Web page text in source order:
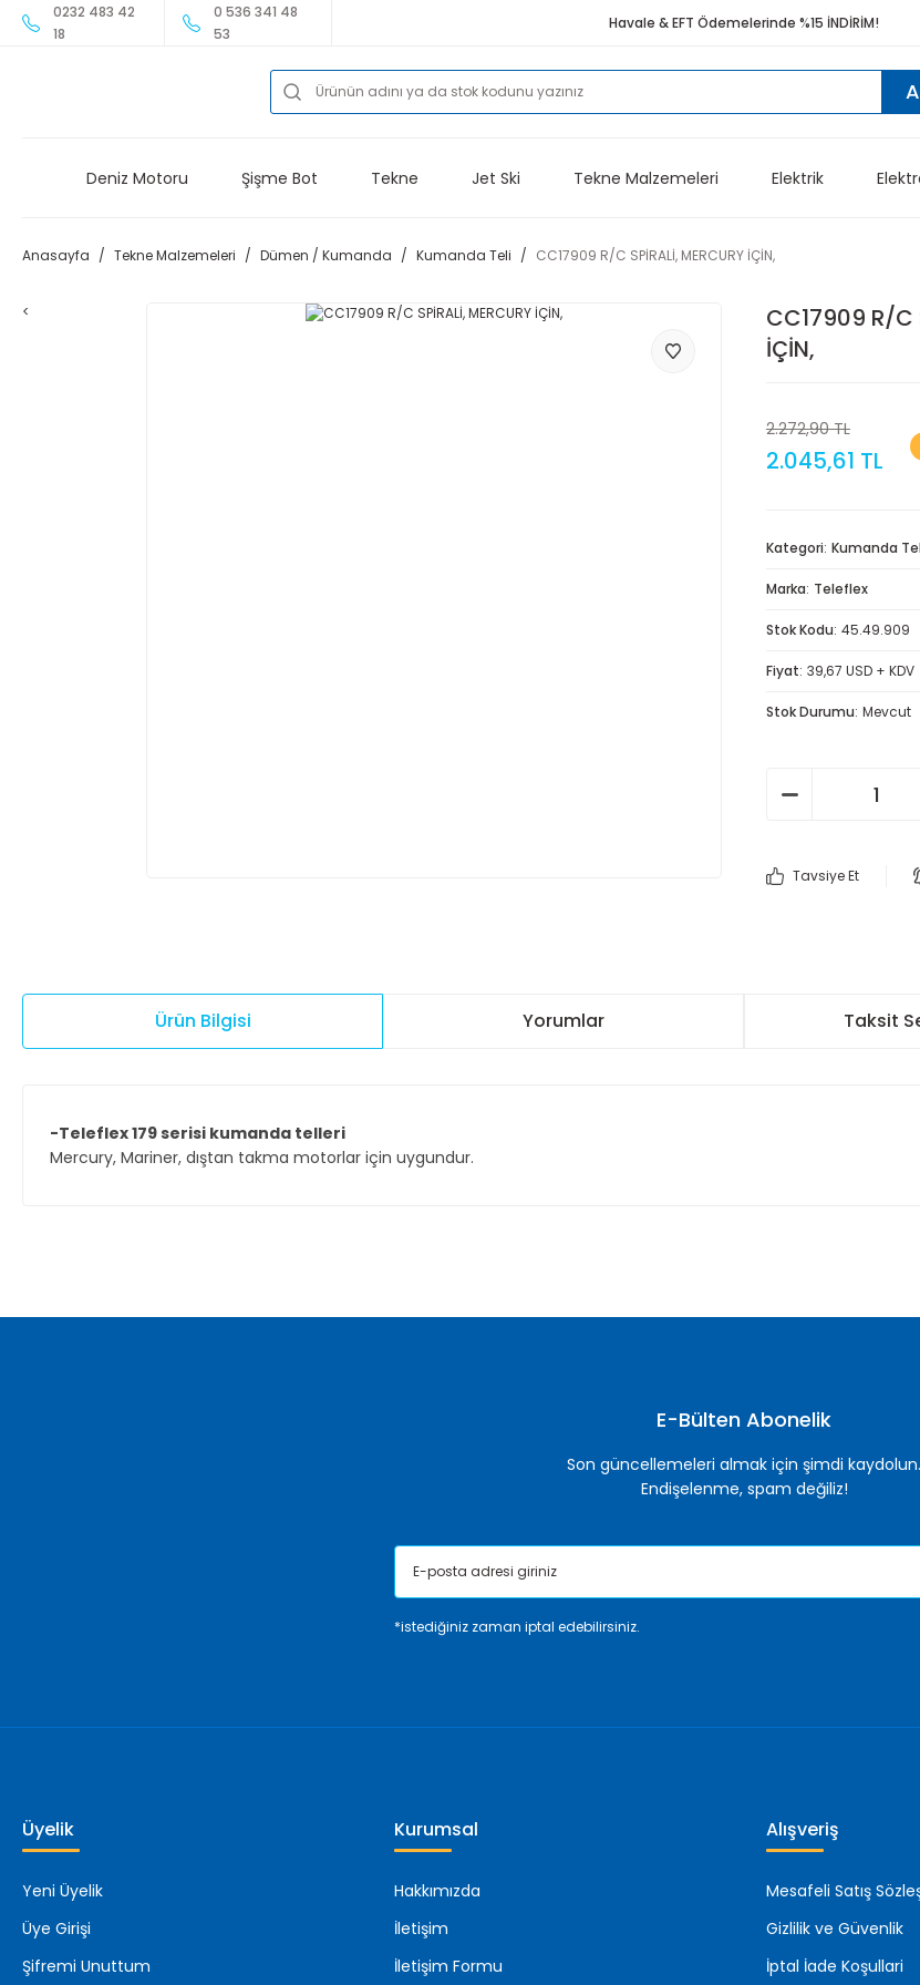
0232 483 42
18
0 536 341 48
53
Havale & EFT Ödemelerinde %15 İNDİRİM!
Deniz Motoru Şişme Bot Tekne Jet Ski Tekne Malzemeleri Elektrik
Anasayfa Tekne Malzemeleri Dümen / Kumanda Kumanda Teli CC17909 R/C SPİRALİ, MERCURY İÇİN,
<
CC17909 R/C
İÇİN,
2.272,90 TL
2.045,61 TL
Kategori Kumanda
Marka Teleflex
Stok Kodu 45.49.909
Fiyat 39,67 USD + KDV
Stok Durumu Mevcut
Tavsiye Et
Ürün Bilgisi Yorumlar Taksit
-Teleflex 179 serisi kumanda telleri
Mercury, Mariner, dıştan takma motorlar için uygundur.
E-Bülten Abonelik
Son güncellemeleri almak için şimdi kaydolun.
Endişelenme, spam değiliz!
*istediğiniz zaman iptal edebilirsiniz.
Üyelik
Yeni Üyelik
Üye Girişi
Şifremi Unuttum
Kurumsal
Hakkımızda
İletişim
İletişim Formu
Alışveriş
Mesafeli Satış
Gizlilik ve Güvenlik
İptal İade Koşullari